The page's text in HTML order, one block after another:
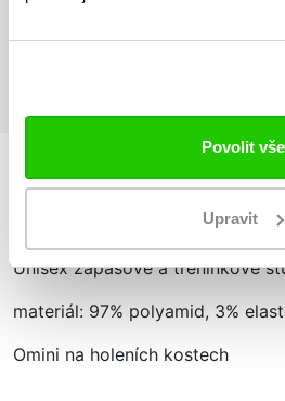
Povolit vše
Upravit
Vrácení
Podrobnostio
Unisex zápasové a tréninkové
materiál: 97% polyamid, 3%
Omini na holeních kostech